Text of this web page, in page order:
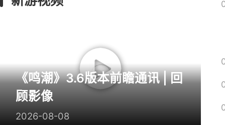
《鸣潮》3.6版本前瞻通讯 | 回
顾影像
2026-08-08